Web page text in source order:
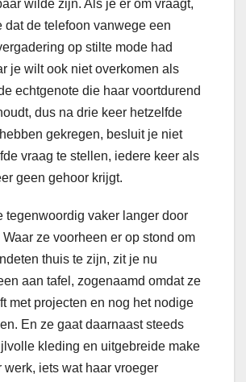
wilde zijn. Als je er om vraagt,
dat de telefoon vanwege een
op stilte mode had
je wilt ook niet overkomen als
echtgenote die haar voortdurend
dus na drie keer hetzelfde
gekregen, besluit je niet
vraag te stellen, iedere keer als
geen gehoor krijgt.
tegenwoordig vaker langer door
ze voorheen er op stond om
thuis te zijn, zit je nu
aan tafel, zogenaamd omdat ze
met projecten en nog het nodige
En ze gaat daarnaast steeds
kleding en uitgebreide make
werk, iets wat haar vroeger